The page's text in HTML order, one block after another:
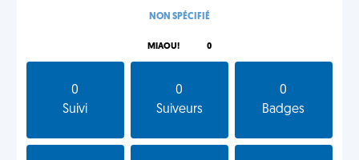
NON SPÉCIFIÉ
MIAOU! 0
0
Suivi
0
Suiveurs
0
Badges